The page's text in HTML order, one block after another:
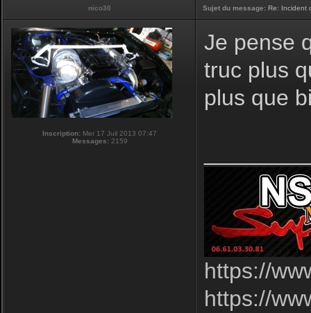
nico30 Sujet du message: Re: Incident
Inscription: Mer 17 Juil 2013 07:47
Messages:2159
Je pense
truc plus
plus que
https://
https://